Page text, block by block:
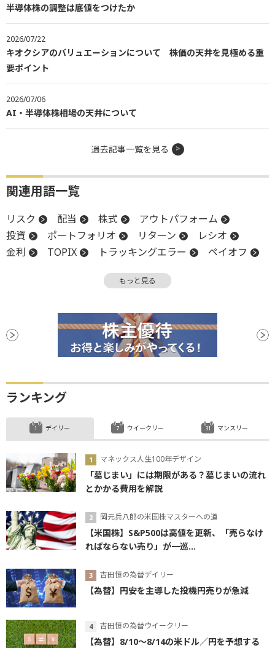
半導体株の調整は底値をつけたか
2026/07/22
キオクシアのバリュエーションについて 株価の天井を見極める重
要ポイント
2026/07/06
AI・半導体株相場の天井について
過去記事一覧を見る
関連用語一覧
リスク 配当 株式
アウトパフォーム
投資
ポートフォリオ リターン
レシオ
金利
TOPIX トラッキングエラー
ペイオフ
シャープレシオ パフォーマンス
もっと見る
ランキング
デイリー
マネックス人生100年デザイン
「墓じまい」には期限がある？墓じまいの流れ
とかかる費用を解説
岡元兵八郎の米国株マスターへの道
【米国株】S&P500は高値を更新、「売らなけ
ればならない売り」が一巡...
吉田恒の為替デイリー
【為替】円安を主導した投機円売りが急減
吉田恒の為替ウイークリー
【為替】8/10～8/14の米ドル／円を予想する
ウイークリー マンスリー